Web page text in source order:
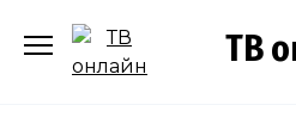
содержанию
ТВ